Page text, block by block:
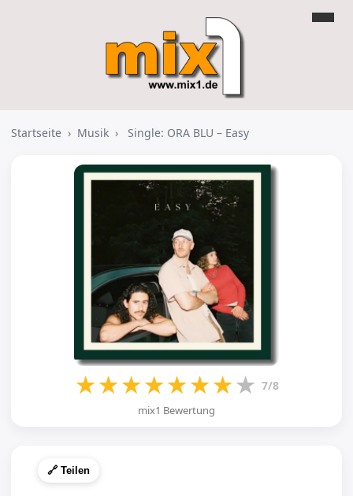
Startseite › Musik › Single: ORA BLU – Easy
★★★★★★★★ 7/8
mix1 Bewertung
🔗 Teilen